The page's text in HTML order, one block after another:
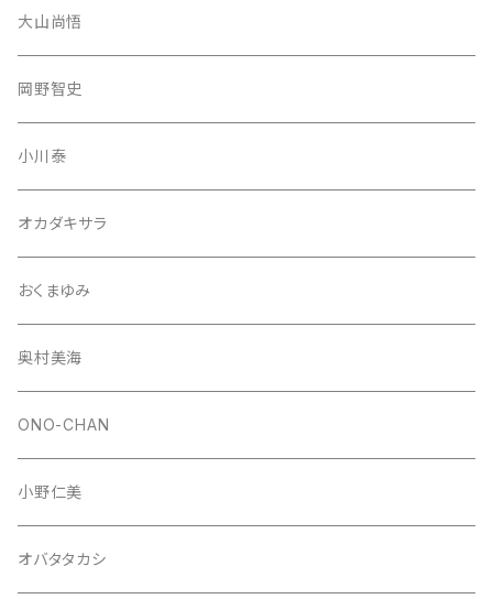
大山尚悟
岡野智史
小川泰
オカダキサラ
おくまゆみ
奥村美海
ONO-CHAN
小野仁美
オバタタカシ